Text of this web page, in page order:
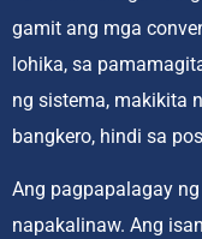
gamit ang mga
lohika, sa
ng sistema, makikita
bangkero, hindi sa
Ang pagpapalagay
napakalinaw. Ang